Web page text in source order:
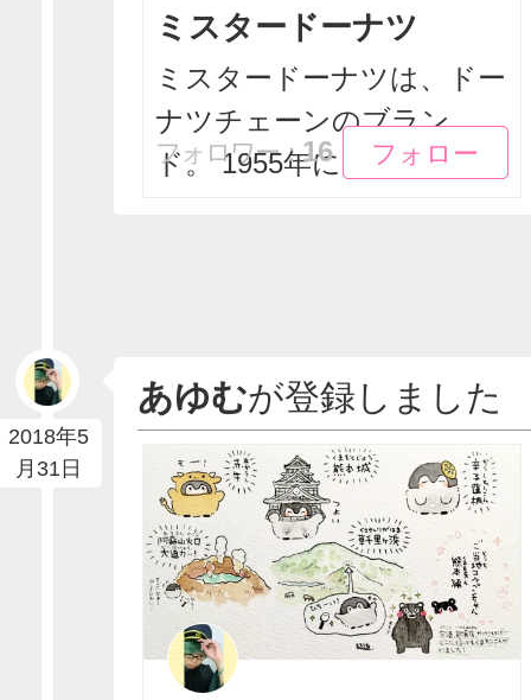
ミスタードーナツ
ミスタードーナツは、ドー
ナツチェーンのブラン
ド。 1955年にアメリ...
フォロー
フォロー
フォロワー：16
2018年5
月31日
あゆむが登録しました